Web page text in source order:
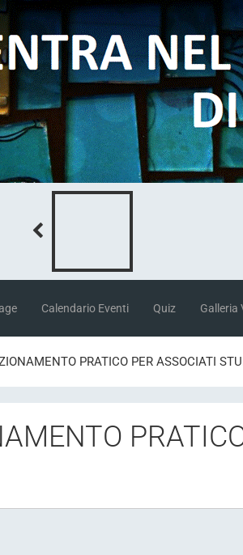
Calendario Eventi Quiz Galleria
PRATICO PER ASSOCIATI